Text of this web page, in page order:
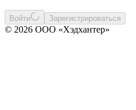
Войти Зарегистрироваться
© 2026 ООО «Хэдхантер»